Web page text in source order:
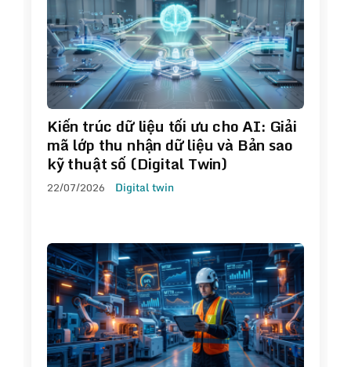
Kiến trúc dữ liệu tối ưu cho AI: Giải
mã lớp thu nhận dữ liệu và Bản sao
kỹ thuật số (Digital Twin)
22/07/2026 Digital twin